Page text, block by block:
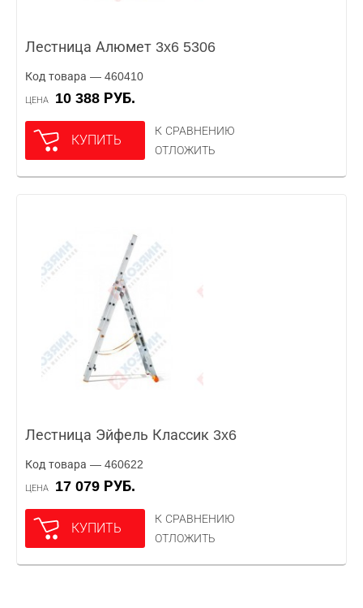
Лестница Алюмет 3x6 5306
Код товара — 460410
ЦЕНА 10 388 РУБ.
КУПИТЬ
К СРАВНЕНИЮ
ОТЛОЖИТЬ
Лестница Эйфель Классик 3x6
Код товара — 460622
ЦЕНА 17 079 РУБ.
КУПИТЬ
К СРАВНЕНИЮ
ОТЛОЖИТЬ